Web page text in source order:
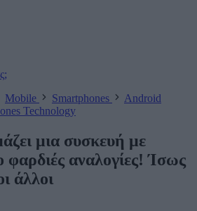
Mobile Smartphones
Android
Technology
μια συσκευή με
φαρδιές αναλογίες! Ίσως
άλλοι